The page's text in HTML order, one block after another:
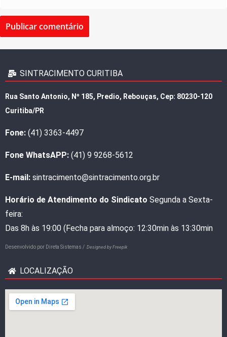
SINTRACIMENTO CURITIBA
Rua Santo Antonio, Nº 185, Predio, Rebouças, Cep: 80230-120
Curitiba/PR
Fone: (41) 3363-4497
Fone WhatsAPP: (41) 9 9268-5612
E-mail: sintracimento@sintracimento.org.br
Horário de Atendimento do Sindicato Segunda a Sexta-
feira:
Das 8h às 19:00 (Fecha para almoço: 12:30min às 13:30min
Desenvolvido por Direta Sistemas / Designed by Freepik
LOCALIZAÇÃO